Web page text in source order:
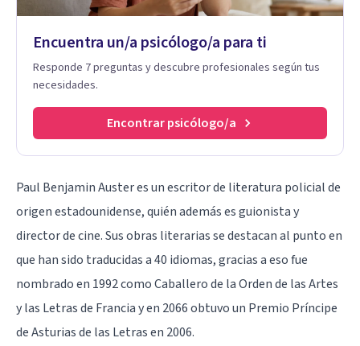
Encuentra un/a psicólogo/a para ti
Responde 7 preguntas y descubre profesionales según tus
necesidades.
Encontrar psicólogo/a
Paul Benjamin Auster es un escritor de literatura policial de
origen estadounidense, quién además es guionista y
director de cine. Sus obras literarias se destacan al punto en
que han sido traducidas a 40 idiomas, gracias a eso fue
nombrado en 1992 como Caballero de la Orden de las Artes
y las Letras de Francia y en 2066 obtuvo un Premio Príncipe
de Asturias de las Letras en 2006.